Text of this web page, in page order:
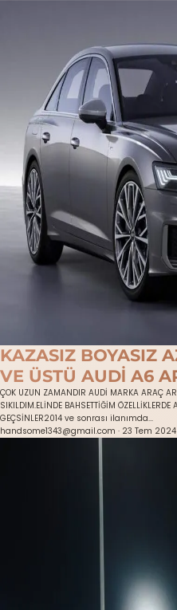
KAZASIZ BOYASIZ
VE ÜSTÜ AUDİ A6
ÇOK UZUN ZAMANDIR AUDİ MARKA ARAÇ
SIKILDIM.ELİNDE BAHSETTİĞİM
GEÇSİNLER2014 ve sonrası ilanımda...
handsome1343@gmail.com · 23 Tem 2024